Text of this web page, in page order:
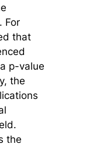
For
that
p-value
the
the